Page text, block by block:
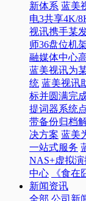
新体系 蓝美
电3共享4K/
视讯携手某
师36盘位机
融媒体中心
蓝美视讯为
统 蓝美视讯
标并圆满完
提词器系统
带备份归档
决方案 蓝美
一站式服务
NAS+虚拟
中心
《食在
新闻资讯
全部 公司新